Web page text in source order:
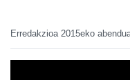
Erredakzioa 2015eko